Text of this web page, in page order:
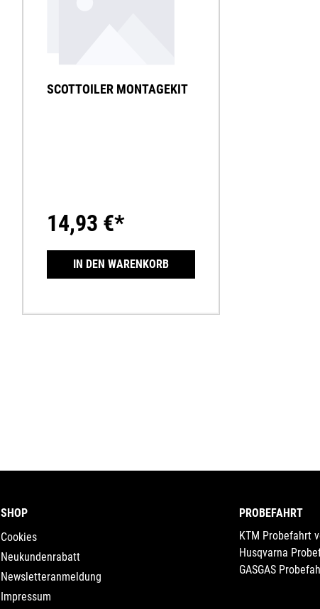
SCOTTOILER MONTAGEKIT
14,93 €*
IN DEN WARENKORB
PROBEFAHRT
KTM Probefahrt
Husqvarna
GASGAS
SHOP
Cookies
Neukundenrabatt
Newsletteranmeldung
Impressum